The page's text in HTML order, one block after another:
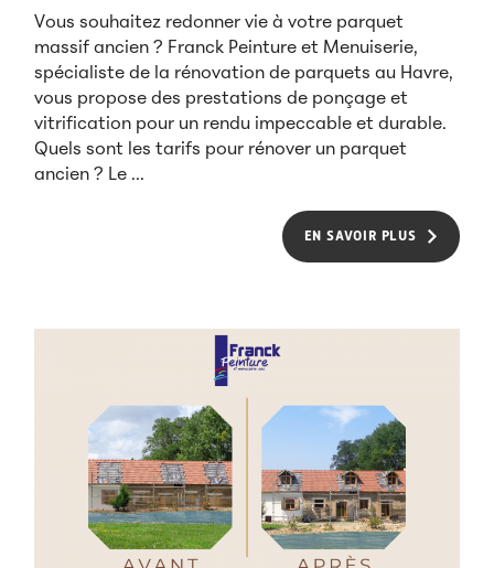
Vous souhaitez redonner vie à votre parquet
massif ancien ? Franck Peinture et Menuiserie,
spécialiste de la rénovation de parquets au Havre,
vous propose des prestations de ponçage et
vitrification pour un rendu impeccable et durable.
Quels sont les tarifs pour rénover un parquet
ancien ? Le ...
EN SAVOIR PLUS